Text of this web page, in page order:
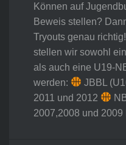
Können auf
Beweis stellen?
Tryouts genau
stellen wir sowohl
als auch eine U19-
werden:
JBBL
2011 und 2012
2007,2008 und